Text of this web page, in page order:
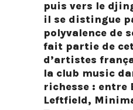
puis vers le
iI se distingue
polyvalence de
fait partie de
d’artistes
la club music
richesse : entre
Leftfield,